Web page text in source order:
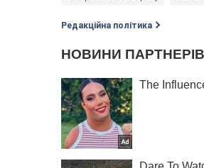
Редакційна політика